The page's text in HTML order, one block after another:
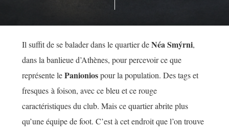
Il suffit de se balader dans le quartier deNéa Smýrni,
dans la banlieue d’Athènes, pour percevoir ce que
représente lePanioniospour la population. Des tags et
fresques à foison, avec ce bleu et ce rouge
caractéristiques du club. Mais ce quartier abrite plus
qu’une équipe de foot. C’est à cet endroit que l’on trouve